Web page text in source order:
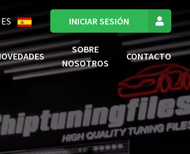
ES INICIAR SESIÓN
SOBRE
NOSOTROS
CONTACTO